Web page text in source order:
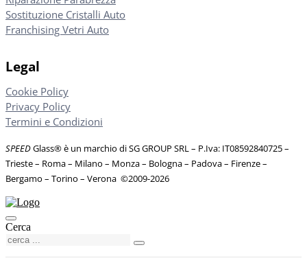
Sostituzione Cristalli Auto
Franchising Vetri Auto
Legal
Cookie Policy
Privacy Policy
Termini e Condizioni
SPEEDGlass® è un marchio di SG GROUP SRL – P.Iva: IT08592840725–
Trieste – Roma – Milano – Monza – Bologna – Padova – Firenze –
Bergamo – Torino – Verona ©2009-2026
Cerca